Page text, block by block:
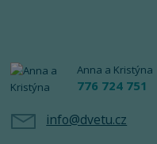
Anna a Kristýna
776 724 751
info@dvetu.cz